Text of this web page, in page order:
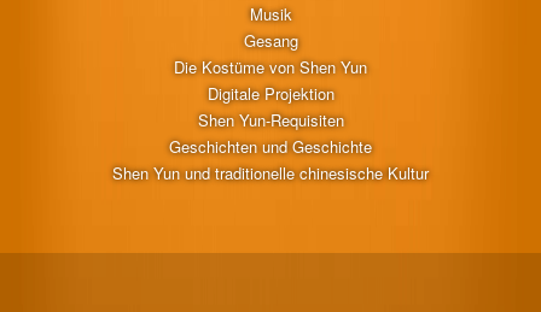
Musik
Gesang
Die Kostüme von Shen Yun
Digitale Projektion
Shen Yun-Requisiten
Geschichten und Geschichte
Shen Yun und traditionelle chinesische Kultur